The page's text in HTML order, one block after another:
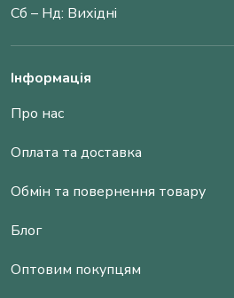
Сб – Нд: Вихідні
Інформація
Про нас
Оплата та доставка
Обмін та повернення товару
Блог
Оптовим покупцям